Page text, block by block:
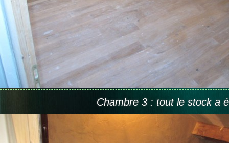
Chambre 3 : tout le stock a